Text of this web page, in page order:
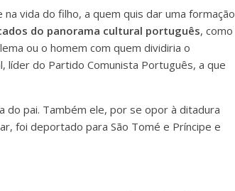
vida do filho, a quem quis dar uma formação
do panorama cultural português, como
ou o homem com quem dividiria o
líder do Partido Comunista Português, a que
do pai. Também ele, por se opor à ditadura
foi deportado para São Tomé e Príncipe e